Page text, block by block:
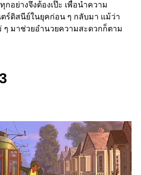
อย่างจึงต้องเป๊ะ เพื่อนำความ
ร์ดิสนีย์ในยุคก่อน ๆ กลับมา แม้ว่า
มาช่วยอำนวยความสะดวกก็ตาม